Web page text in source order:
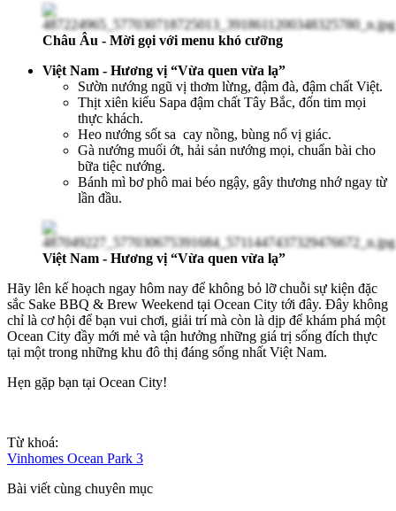
Châu Âu - Mời gọi với menu khó cưỡng
Việt Nam - Hương vị “Vừa quen vừa lạ”
Sườn nướng ngũ vị thơm lừng, đậm đà, đậm chất Việt.
Thịt xiên kiểu Sapa đậm chất Tây Bắc, đốn tim mọi
thực khách.
Heo nướng sốt sa cay nồng, bùng nổ vị giác.
Gà nướng muối ớt, hải sản nướng mọi, chuẩn bài cho
bữa tiệc nướng.
Bánh mì bơ phô mai béo ngậy, gây thương nhớ ngay từ
lần đầu.
Việt Nam - Hương vị “Vừa quen vừa lạ”
Hãy lên kế hoạch ngay hôm nay để không bỏ lỡ chuỗi sự kiện đặc
sắc Sake BBQ & Brew Weekend tại Ocean City tới đây. Đây không
chỉ là cơ hội để bạn vui chơi, giải trí mà còn là dịp để khám phá một
Ocean City đầy mới mẻ và tận hưởng những giá trị sống đích thực
tại một trong những khu đô thị đáng sống nhất Việt Nam.
Hẹn gặp bạn tại Ocean City!
Từ khoá:
Vinhomes Ocean Park 3
Bài viết cùng chuyên mục